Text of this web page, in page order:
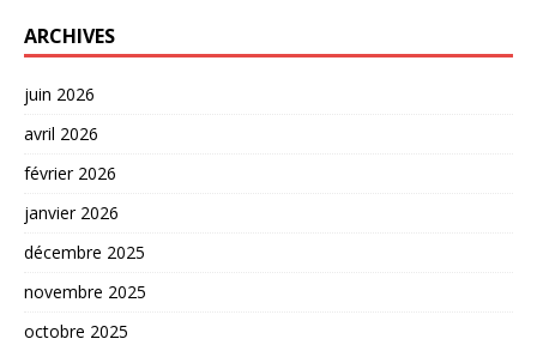
ARCHIVES
juin 2026
avril 2026
février 2026
janvier 2026
décembre 2025
novembre 2025
octobre 2025